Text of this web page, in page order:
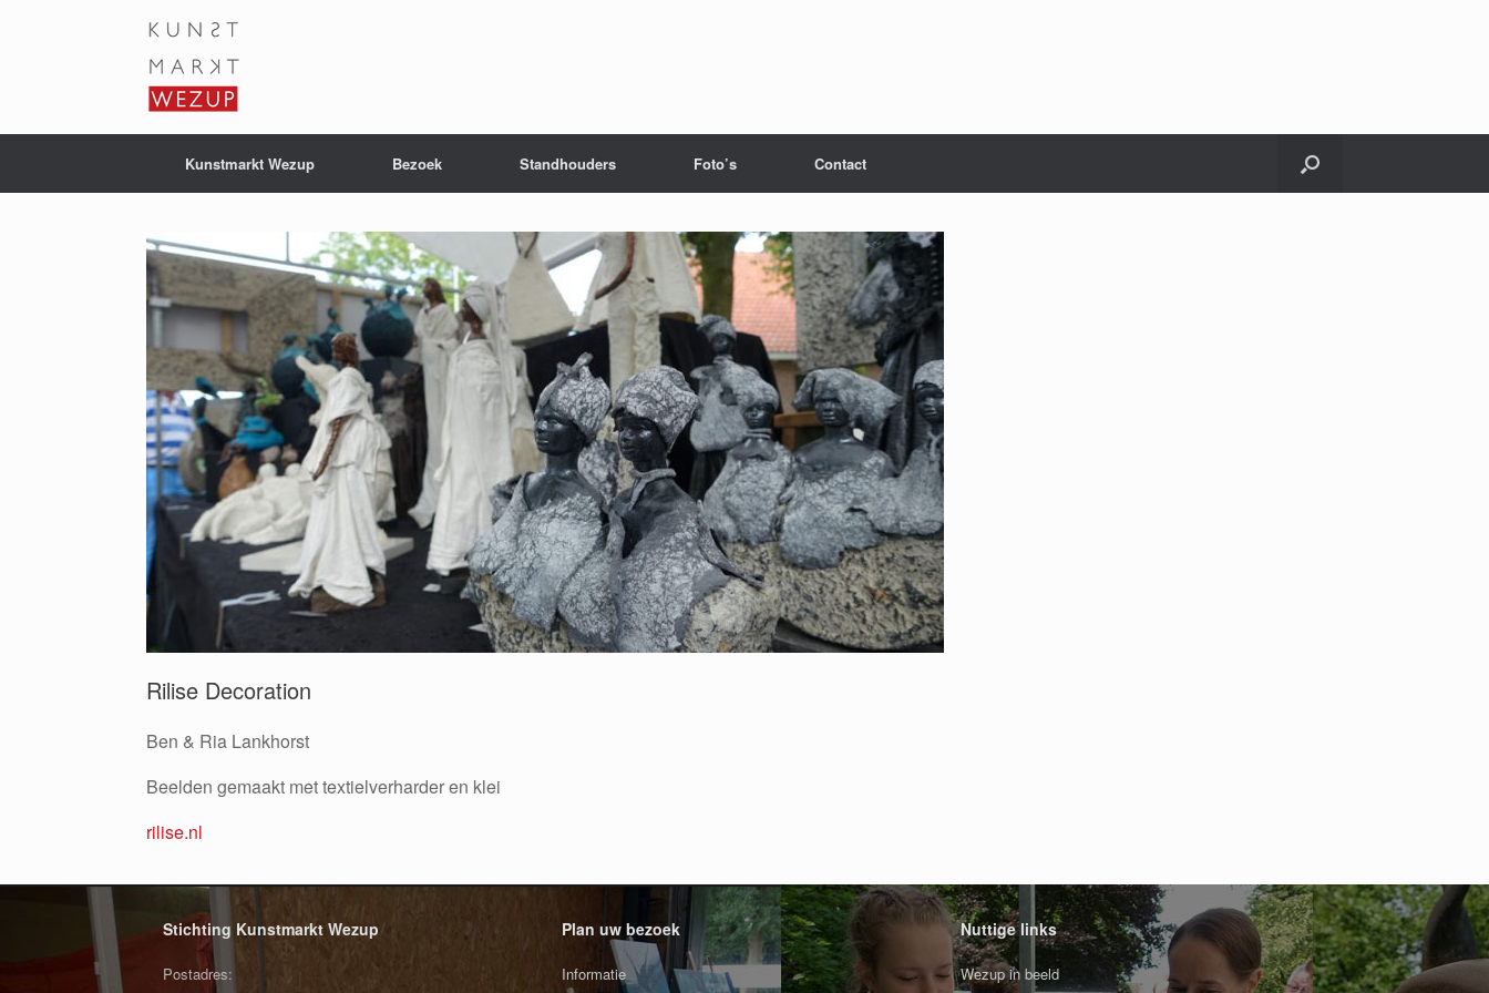
Kunstmarkt Wezup Bezoek Standhouders Foto’s Contact
Rilise Decoration
Ben & Ria Lankhorst
Beelden gemaakt met textielverharder en klei
rilise.nl
Stichting Kunstmarkt Wezup
Postadres:
Plan uw bezoek
Informatie
Nuttige links
Wezup in beeld